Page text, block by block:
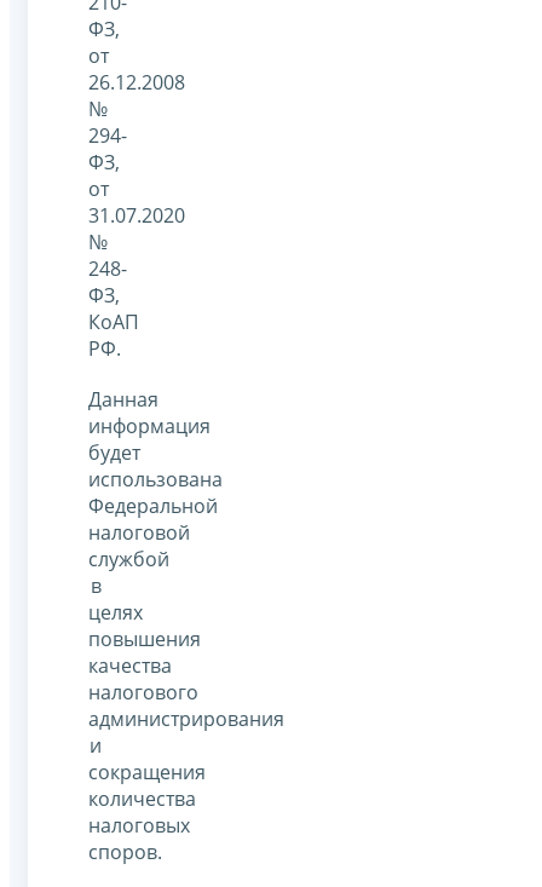
ФЗ,
от
26.12.2008
№
294-
ФЗ,
от
31.07.2020
№
248-
ФЗ,
КоАП
РФ.
Данная
информация
будет
использована
Федеральной
налоговой
службой
в
целях
повышения
качества
налогового
администрирования
и
сокращения
количества
налоговых
споров.